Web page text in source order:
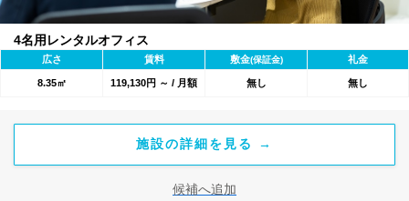
4名用レンタルオフィス
広さ 賃料 敷金(保証金) 礼金
8.35㎡ 119,130円 ～ / 月額 無し 無し
施設の詳細を見る →
候補へ追加